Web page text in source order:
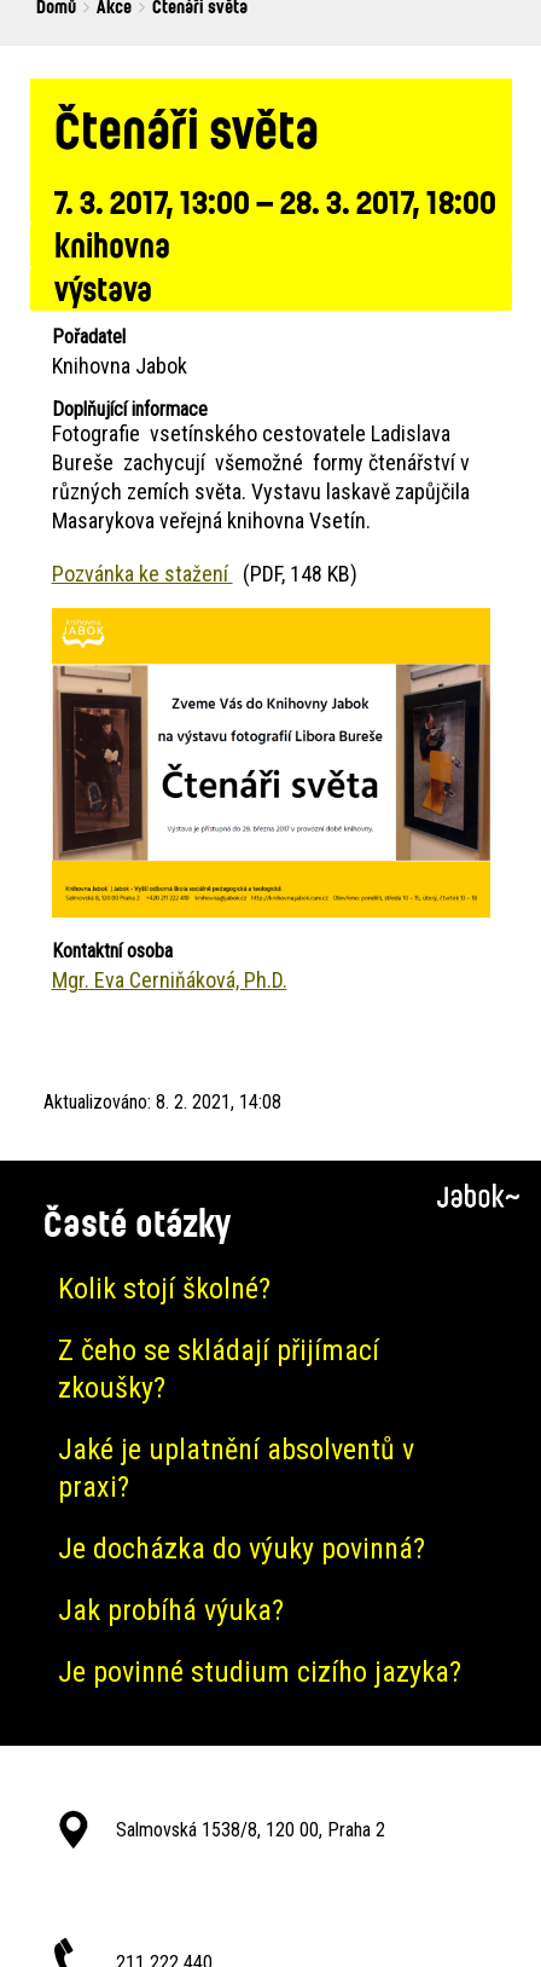
Breadcrumbs
You
Domů Akce Čtenáři světa
Čtenáři světa
7. 3. 2017, 13:00 – 28. 3. 2017, 18:00
knihovna
výstava
Pořadatel
Knihovna Jabok
Doplňující informace
Fotografie vsetínského cestovatele Ladislava
Bureše zachycují všemožné formy čtenářství v
různých zemích světa. Vystavu laskavě zapůjčila
Masarykova veřejná knihovna Vsetín.
Pozvánka ke stažení (PDF, 148 KB)
Kontaktní osoba
Mgr. Eva Cerniňáková, Ph.D.
Aktualizováno: 8. 2. 2021, 14:08
Časté otázky
Kolik stojí školné?
Z čeho se skládají přijímací
zkoušky?
Jaké je uplatnění absolventů v
praxi?
Je docházka do výuky povinná?
Jak probíhá výuka?
Je povinné studium cizího jazyka?
Salmovská 1538/8, 120 00, Praha 2